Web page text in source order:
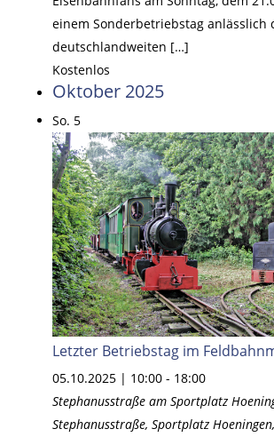
einem Sonderbetriebstag anlässlich
deutschlandweiten […]
Kostenlos
Oktober 2025
So. 5
Letzter Betriebstag im
05.10.2025 | 10:00- 18:00
Stephanusstraße am Sportplatz
Stephanusstraße, Sportplatz